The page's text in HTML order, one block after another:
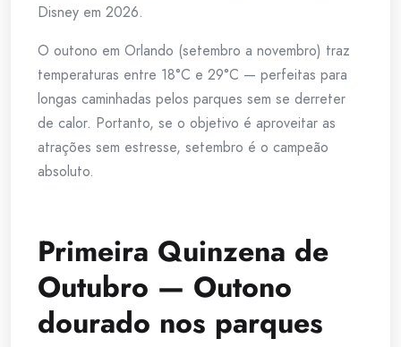
Disney em 2026.
O outono em Orlando (setembro a novembro) traz
temperaturas entre 18°C e 29°C — perfeitas para
longas caminhadas pelos parques sem se derreter
de calor. Portanto, se o objetivo é aproveitar as
atrações sem estresse, setembro é o campeão
absoluto.
Primeira Quinzena de
Outubro — Outono
dourado nos parques